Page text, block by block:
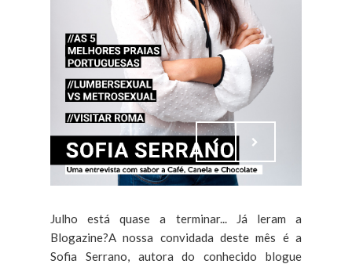
Julho está quase a terminar... Já leram a
Blogazine?A nossa convidada deste mês é a
Sofia Serrano, autora do conhecido blogue